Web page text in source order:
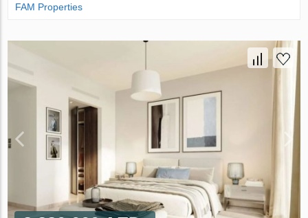
FAM Properties